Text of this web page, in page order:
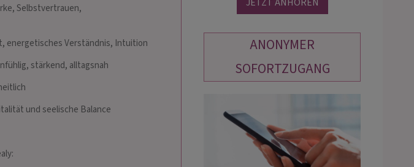
Selbstvertrauen,
energetisches Verständnis, Intuition
stärkend, alltagsnah
und seelische Balance
ANONYMER
SOFORTZUGANG